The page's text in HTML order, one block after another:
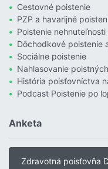
Cestovné poistenie
PZP a havarijné
Poistenie nehnuteľnosti
Dôchodkové poistenie
Sociálne poistenie
Nahlasovanie
História poisťovníctva
Podcast Poistenie po
Anketa
Zdravotná poisťovňa